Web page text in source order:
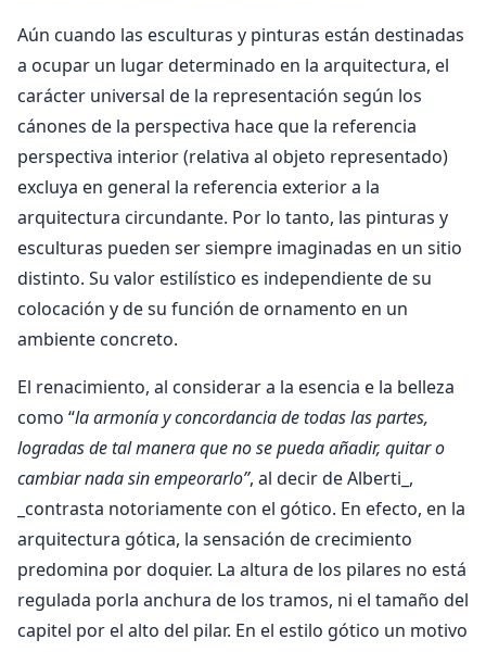
Aún cuando las esculturas y pinturas están destinadas
a ocupar un lugar determinado en la arquitectura, el
carácter universal de la representación según los
cánones de la perspectiva hace que la referencia
perspectiva interior (relativa al objeto representado)
excluya en general la referencia exterior a la
arquitectura circundante. Por lo tanto, las pinturas y
esculturas pueden ser siempre imaginadas en un sitio
distinto. Su valor estilístico es independiente de su
colocación y de su función de ornamento en un
ambiente concreto.
El renacimiento, al considerar a la esencia e la belleza
como “la armonía y concordancia de todas las partes,
logradas de tal manera que no se pueda añadir, quitar o
cambiar nada sin empeorarlo’’, al decir de Alberti_,
_contrasta notoriamente con el gótico. En efecto, en la
arquitectura gótica, la sensación de crecimiento
predomina por doquier. La altura de los pilares no está
regulada porla anchura de los tramos, ni el tamaño del
capitel por el alto del pilar. En el estilo gótico un motivo